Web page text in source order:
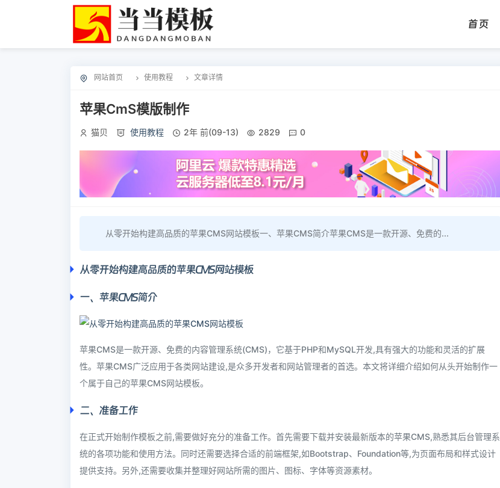
首页
网站首页 使用教程 文章详情
苹果CmS模版制作
猫贝 使用教程 2年 前(09-13) 2829 0
从零开始构建高品质的苹果CMS网站模板一、苹果CMS简介苹果CMS是一款开源、免费的...
从零开始构建高品质的苹果CMS网站模板
一、苹果CMS简介
苹果CMS是一款开源、免费的内容管理系统(CMS)，它基于PHP和MySQL开发,具有强大的功能和灵活的扩展
性。苹果CMS广泛应用于各类网站建设,是众多开发者和网站管理者的首选。本文将详细介绍如何从头开始制作一
个属于自己的苹果CMS网站模板。
二、准备工作
在正式开始制作模板之前,需要做好充分的准备工作。首先需要下载并安装最新版本的苹果CMS,熟悉其后台管理系
统的各项功能和使用方法。同时还需要选择合适的前端框架,如Bootstrap、Foundation等,为页面布局和样式设计
提供支持。另外,还需要收集并整理好网站所需的图片、图标、字体等资源素材。